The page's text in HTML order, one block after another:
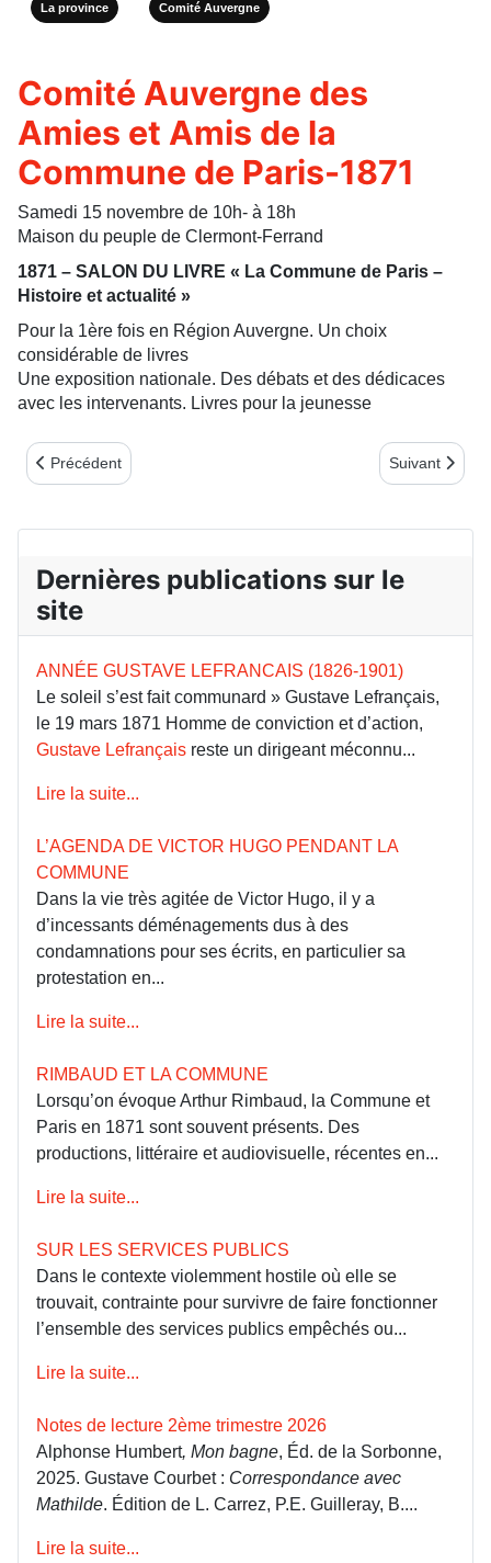
La province Comité Auvergne
Comité Auvergne des
Amies et Amis de la
Commune de Paris-1871
Samedi 15 novembre de 10h- à 18h
Maison du peuple de Clermont-Ferrand
1871 – SALON DU LIVRE « La Commune de Paris –
Histoire et actualité »
Pour la 1ère fois en Région Auvergne. Un choix
considérable de livres
Une exposition nationale. Des débats et des dédicaces
avec les intervenants. Livres pour la jeunesse
Article précédent : VOYAGE À PARIS DES « AMIS DE BENOÎT
Précédent Article suivant
Suivant
Dernières publications sur le
site
ANNÉE GUSTAVE LEFRANCAIS (1826-1901)
Le soleil s’est fait communard » Gustave Lefrançais,
le 19 mars 1871 Homme de conviction et d’action,
Gustave Lefrançais reste un dirigeant méconnu...
Lire la suite...
L’AGENDA DE VICTOR HUGO PENDANT LA
COMMUNE
Dans la vie très agitée de Victor Hugo, il y a
d’incessants déménagements dus à des
condamnations pour ses écrits, en particulier sa
protestation en...
Lire la suite...
RIMBAUD ET LA COMMUNE
Lorsqu’on évoque Arthur Rimbaud, la Commune et
Paris en 1871 sont souvent présents. Des
productions, littéraire et audiovisuelle, récentes en...
Lire la suite...
SUR LES SERVICES PUBLICS
Dans le contexte violemment hostile où elle se
trouvait, contrainte pour survivre de faire fonctionner
l’ensemble des services publics empêchés ou...
Lire la suite...
Notes de lecture 2ème trimestre 2026
Alphonse Humbert, Mon bagne, Éd. de la Sorbonne,
2025. Gustave Courbet : Correspondance avec
Mathilde. Édition de L. Carrez, P.E. Guilleray, B....
Lire la suite...